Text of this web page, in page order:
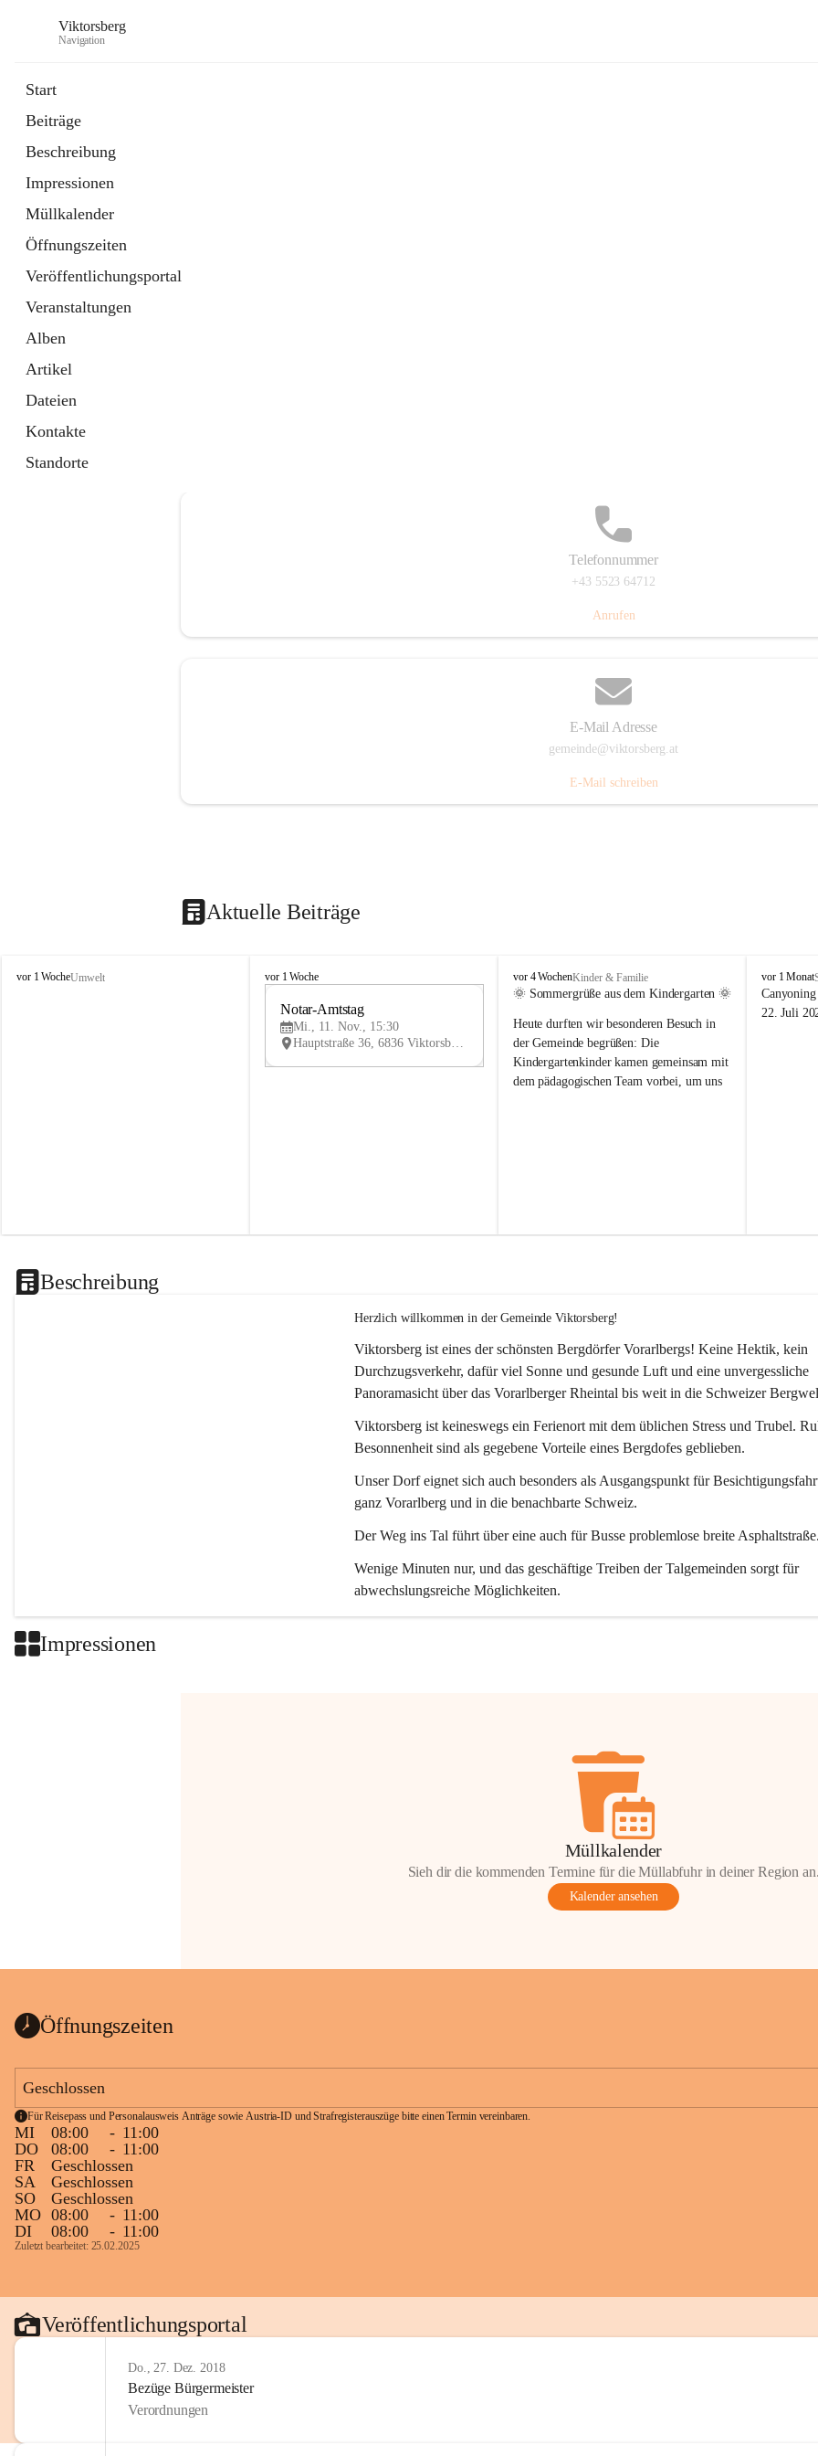
Viktorsberg
Navigation
Start
Beiträge
Beschreibung
Impressionen
Müllkalender
Öffnungszeiten
Veröffentlichungsportal
Veranstaltungen
Alben
Artikel
Dateien
Kontakte
Standorte
Telefonnummer
+43 5523 64712
Anrufen
E-Mail Adresse
gemeinde@viktorsberg.at
E-Mail schreiben
Aktuelle Beiträge
V
vor 1 WocheUmwelt
V
vor 1 Woche
V
Notar-Amtstag
Mi., 11. Nov., 15:30
Hauptstraße 36, 6836 Viktorsberg, AUT
V
i
t
o
r
s
vor 4 WochenKinder & Familie
🌞 Sommergrüße aus dem Kindergarten 🌞
Heute durften wir besonderen Besuch in
der Gemeinde begrüßen: Die
Kindergartenkinder kamen gemeinsam mit
dem pädagogischen Team vorbei, um uns
V
i
k
vor 1 Monat
22. Juli
Beschreibung
Herzlich willkommen in der Gemeinde Viktorsberg!
Viktorsberg ist eines der schönsten Bergdörfer Vorarlbergs! Keine Hektik, kein
Durchzugsverkehr, dafür viel Sonne und gesunde Luft und eine unvergessliche
Panoramasicht über das Vorarlberger Rheintal bis weit in die Schweizer
Viktorsberg ist keineswegs ein Ferienort mit dem üblichen Stress und Trubel.
Besonnenheit sind als gegebene Vorteile eines Bergdofes geblieben.
Unser Dorf eignet sich auch besonders als Ausgangspunkt für
ganz Vorarlberg und in die benachbarte Schweiz.
Der Weg ins Tal führt über eine auch für Busse problemlose breite
Wenige Minuten nur, und das geschäftige Treiben der Talgemeinden sorgt für
abwechslungsreiche Möglichkeiten.
Impressionen
Müllkalender
Sieh dir die kommenden Termine für die Müllabfuhr in deiner Region
Kalender ansehen
Öffnungszeiten
Geschlossen
Für Reisepass und Personalausweis Anträge sowie Austria-ID und Strafregisterauszüge bitte einen Termin vereinbaren.
MI 08:00 - 11:00
DO
08:00 - 11:00
FR
Geschlossen
SA
Geschlossen
SO
Geschlossen
MO 08:00 - 11:00
DI
08:00 - 11:00
Zuletzt bearbeitet: 25.02.2025
Veröffentlichungsportal
Do., 27. Dez. 2018
Bezüge Bürgermeister
Verordnungen